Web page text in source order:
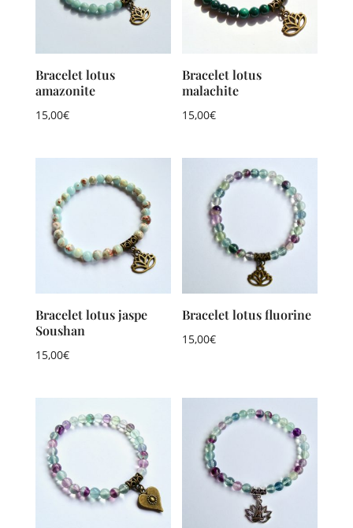
Bracelet lotus
amazonite
15,00€
Bracelet lotus
malachite
15,00€
Bracelet lotus jaspe
Soushan
15,00€
Bracelet lotus fluorine
15,00€